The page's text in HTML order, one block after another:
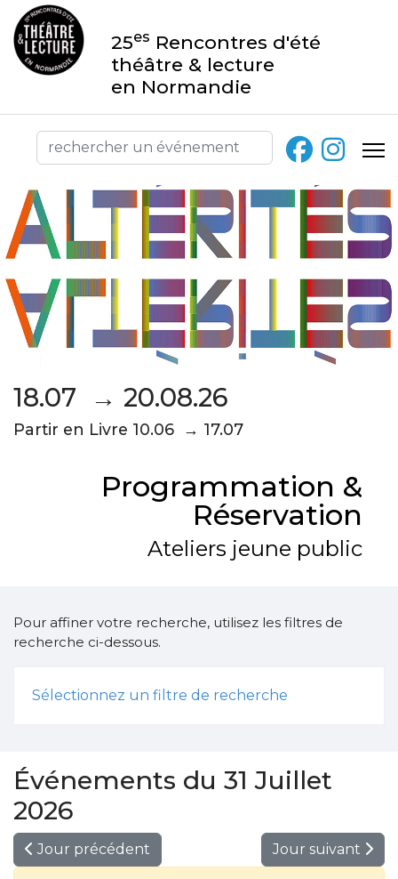
25es Rencontres d'été
théâtre & lecture
en Normandie
18.07 → 20.08.26
Partir en Livre 10.06 → 17.07
Programmation &
Réservation
Ateliers jeune public
Pour affiner votre recherche, utilisez les filtres de
recherche ci-dessous.
Sélectionnez un filtre de recherche
Événements du 31 Juillet
2026
Jour précédent Jour suivant